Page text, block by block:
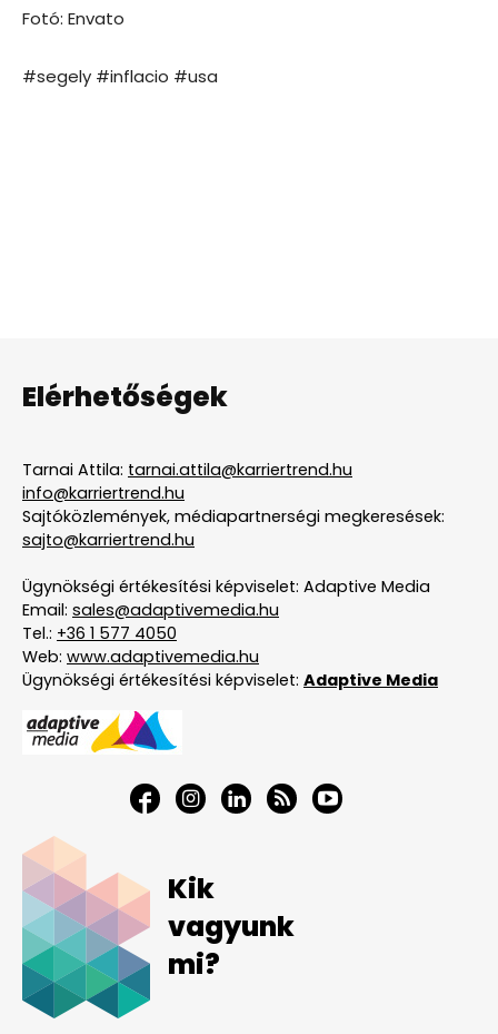
Fotó: Envato
#segely #inflacio #usa
Elérhetőségek
Tarnai Attila: tarnai.attila@karriertrend.hu
info@karriertrend.hu
Sajtóközlemények, médiapartnerségi megkeresések:
sajto@karriertrend.hu
Ügynökségi értékesítési képviselet: Adaptive Media
Email: sales@adaptivemedia.hu
Tel.: +36 1 577 4050
Web: www.adaptivemedia.hu
Ügynökségi értékesítési képviselet: Adaptive Media
Kik
vagyunk
mi?